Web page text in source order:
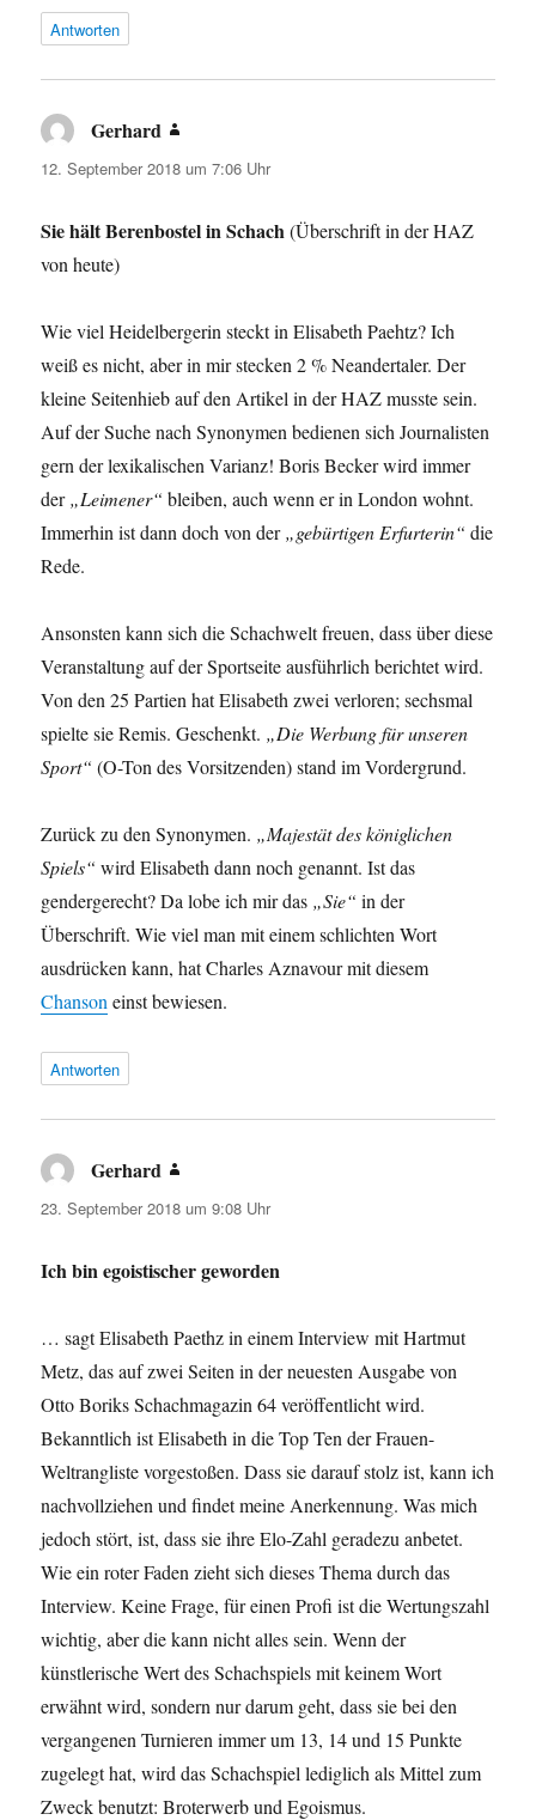
Antworten
Gerhard
12. September 2018 um 7:06 Uhr
Sie hält Berenbostel in Schach(Überschrift in der HAZ
von heute)
Wie viel Heidelbergerin steckt in Elisabeth Paehtz? Ich
weiß es nicht, aber in mir stecken 2 % Neandertaler. Der
kleine Seitenhieb auf den Artikel in der HAZ musste sein.
Auf der Suche nach Synonymen bedienen sich Journalisten
gern der lexikalischen Varianz! Boris Becker wird immer
der„Leimener“ bleiben, auch wenn er in London wohnt.
Immerhin ist dann doch von der„gebürtigen Erfurterin“ die
Rede.
Ansonsten kann sich die Schachwelt freuen, dass über diese
Veranstaltung auf der Sportseite ausführlich berichtet wird.
Von den 25 Partien hat Elisabeth zwei verloren; sechsmal
spielte sie Remis. Geschenkt. „Die Werbung für unseren
Sport“ (O-Ton des Vorsitzenden) stand im Vordergrund.
Zurück zu den Synonymen. „Majestät des königlichen
Spiels“ wird Elisabeth dann noch genannt. Ist das
gendergerecht? Da lobe ich mir das „Sie“ in der
Überschrift. Wie viel man mit einem schlichten Wort
ausdrücken kann, hat Charles Aznavour mit diesem
Chanson einst bewiesen.
Antworten
Gerhard
23. September 2018 um 9:08 Uhr
Ich bin egoistischer geworden
… sagt Elisabeth Paethz in einem Interview mit Hartmut
Metz, das auf zwei Seiten in der neuesten Ausgabe von
Otto Boriks Schachmagazin 64 veröffentlicht wird.
Bekanntlich ist Elisabeth in die Top Ten der Frauen-
Weltrangliste vorgestoßen. Dass sie darauf stolz ist, kann ich
nachvollziehen und findet meine Anerkennung. Was mich
jedoch stört, ist, dass sie ihre Elo-Zahl geradezu anbetet.
Wie ein roter Faden zieht sich dieses Thema durch das
Interview. Keine Frage, für einen Profi ist die Wertungszahl
wichtig, aber die kann nicht alles sein. Wenn der
künstlerische Wert des Schachspiels mit keinem Wort
erwähnt wird, sondern nur darum geht, dass sie bei den
vergangenen Turnieren immer um 13, 14 und 15 Punkte
zugelegt hat, wird das Schachspiel lediglich als Mittel zum
Zweck benutzt: Broterwerb und Egoismus.